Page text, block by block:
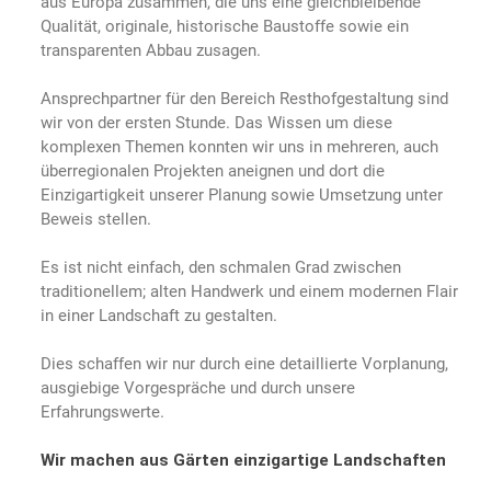
Qualität, originale, historische Baustoffe sowie ein
transparenten Abbau zusagen.
Ansprechpartner für den Bereich Resthofgestaltung sind
wir von der ersten Stunde. Das Wissen um diese
komplexen Themen konnten wir uns in mehreren, auch
überregionalen Projekten aneignen und dort die
Einzigartigkeit unserer Planung sowie Umsetzung unter
Beweis stellen.
Es ist nicht einfach, den schmalen Grad zwischen
traditionellem; alten Handwerk und einem modernen Flair
in einer Landschaft zu gestalten.
Dies schaffen wir nur durch eine detaillierte Vorplanung,
ausgiebige Vorgespräche und durch unsere
Erfahrungswerte.
Wir machen aus Gärten einzigartige Landschaften